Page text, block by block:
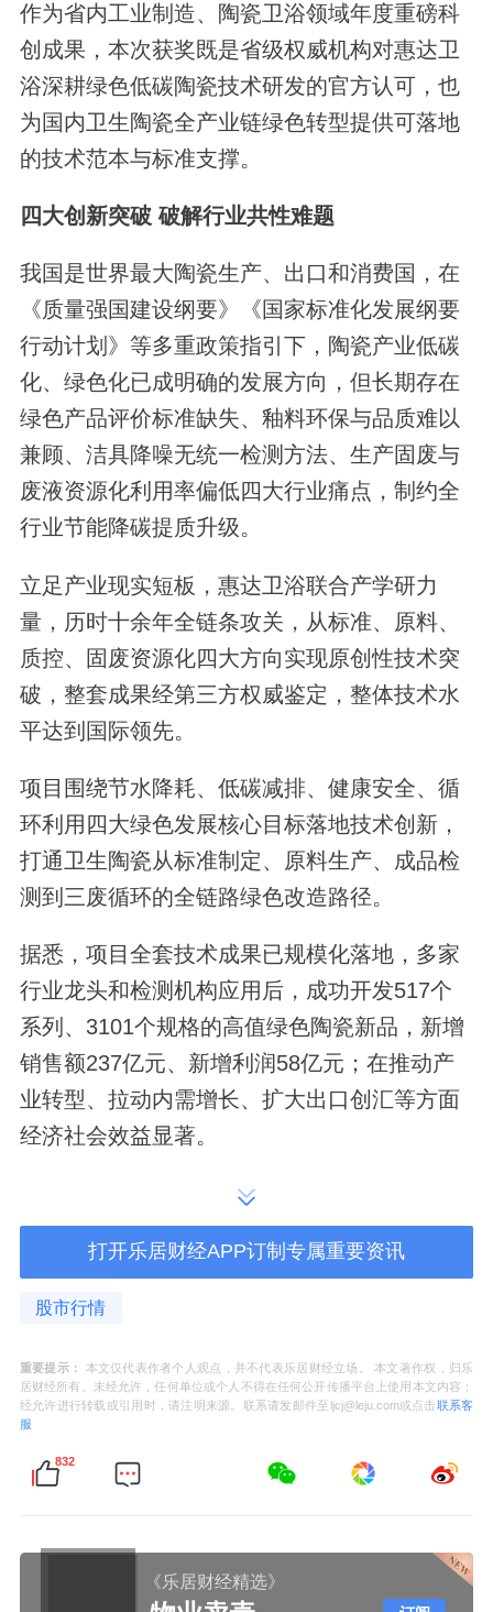
作为省内工业制造、陶瓷卫浴领域年度重磅科
创成果，本次获奖既是省级权威机构对惠达卫
浴深耕绿色低碳陶瓷技术研发的官方认可，也
为国内卫生陶瓷全产业链绿色转型提供可落地
的技术范本与标准支撑。
四大创新突破 破解行业共性难题
我国是世界最大陶瓷生产、出口和消费国，在
《质量强国建设纲要》《国家标准化发展纲要
行动计划》等多重政策指引下，陶瓷产业低碳
化、绿色化已成明确的发展方向，但长期存在
绿色产品评价标准缺失、釉料环保与品质难以
兼顾、洁具降噪无统一检测方法、生产固废与
废液资源化利用率偏低四大行业痛点，制约全
行业节能降碳提质升级。
立足产业现实短板，惠达卫浴联合产学研力
量，历时十余年全链条攻关，从标准、原料、
质控、固废资源化四大方向实现原创性技术突
破，整套成果经第三方权威鉴定，整体技术水
平达到国际领先。
项目围绕节水降耗、低碳减排、健康安全、循
环利用四大绿色发展核心目标落地技术创新，
打通卫生陶瓷从标准制定、原料生产、成品检
测到三废循环的全链路绿色改造路径。
据悉，项目全套技术成果已规模化落地，多家
行业龙头和检测机构应用后，成功开发517个
系列、3101个规格的高值绿色陶瓷新品，新增
销售额237亿元、新增利润58亿元；在推动产
业转型、拉动内需增长、扩大出口创汇等方面
经济社会效益显著。
创新驱动持续引领行业高质量发展
有着44年发展的卫浴行业领军品牌，惠达卫浴
自1982年创立以来始终以标准创新、绿色智造
为核心发展主线，累计牵头或参与超30项国家
及行业标准制定，是国内卫浴行业首批国家级
绿色工厂、节水陶瓷定点生产企业，连续多年
入选商务部绿色制造优秀案例、获评年度低碳
榜样企业，也是国内率先披露ESG可持续发展
购等多元举措稳步推进厂区低碳升级。
打开乐居财经APP订制专属重要资讯
股市行情
重要提示：
本文仅代表作者个人观点，并不代表乐居财经立场。 本文著作权，归乐
居财经所有。未经允许，任何单位或个人不得在任何公开传播平台上使用本文内容；
经允许进行转载或引用时，请注明来源。联系请发邮件至ljcj@leju.com或点击联系客
服
832
《乐居财经精选》